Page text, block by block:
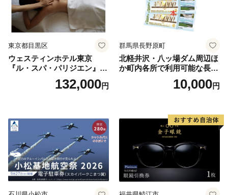
東京都目黒区
ウェスティンホテル東京
『ル・スパ・パリジエン』選
べるボディセラピー90分/1名
132,000円
群馬県長野原町
北軽井沢・八ッ場ダム周辺ほ
か町内各所で利用可能な長野
原町ふるさと感謝券（3,000
円分）【トラベル 観光 旅行
10,000円